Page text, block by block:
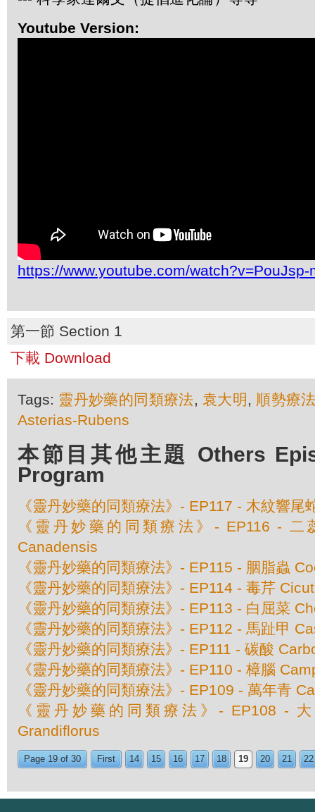
Youtube Version:
https://www.youtube.com/watch?v=PouJsp-
第一節 Section 1
下載 Download
Tags: 靈丹妙藥的同類療法, 袁大明 , 順勢療
Asterias-Rubens
本節目其他主題 Others
Program
《靈丹妙藥的同類療法》- EP117 - 木紋響
《靈丹妙藥的同類療法》- EP116 - 二
Canadensis
《靈丹妙藥的同類療法》- EP115 - 胭脂蟲
《靈丹妙藥的同類療法》- EP114 - 毒芹
《靈丹妙藥的同類療法》- EP113 - 白屈菜
《靈丹妙藥的同類療法》- EP112 - 馬趾甲
《靈丹妙藥的同類療法》- EP111 - 碳酸
《靈丹妙藥的同類療法》- EP110 - 樟腦
《靈丹妙藥的同類療法》- EP109 - 萬年青
《靈丹妙藥的同類療法》- EP108 -
Grandiflorus
Page 19 of 30 First 14 15 16 17 18 19 20 21 22